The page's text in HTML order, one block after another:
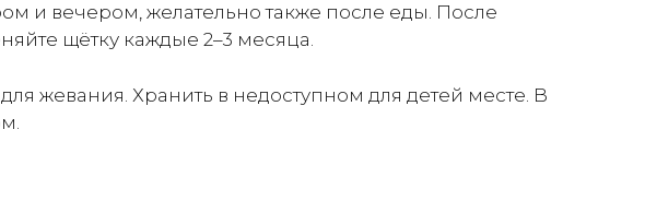
и вечером, желательно также после еды. После
щётку каждые 2–3 месяца.
жевания. Хранить в недоступном для детей месте. В